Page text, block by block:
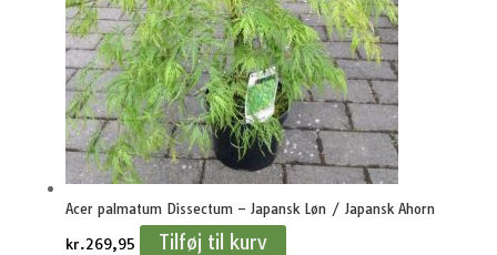
Acer palmatum Dissectum – Japansk Løn / Japansk Ahorn
kr.269,95 Tilføj til kurv